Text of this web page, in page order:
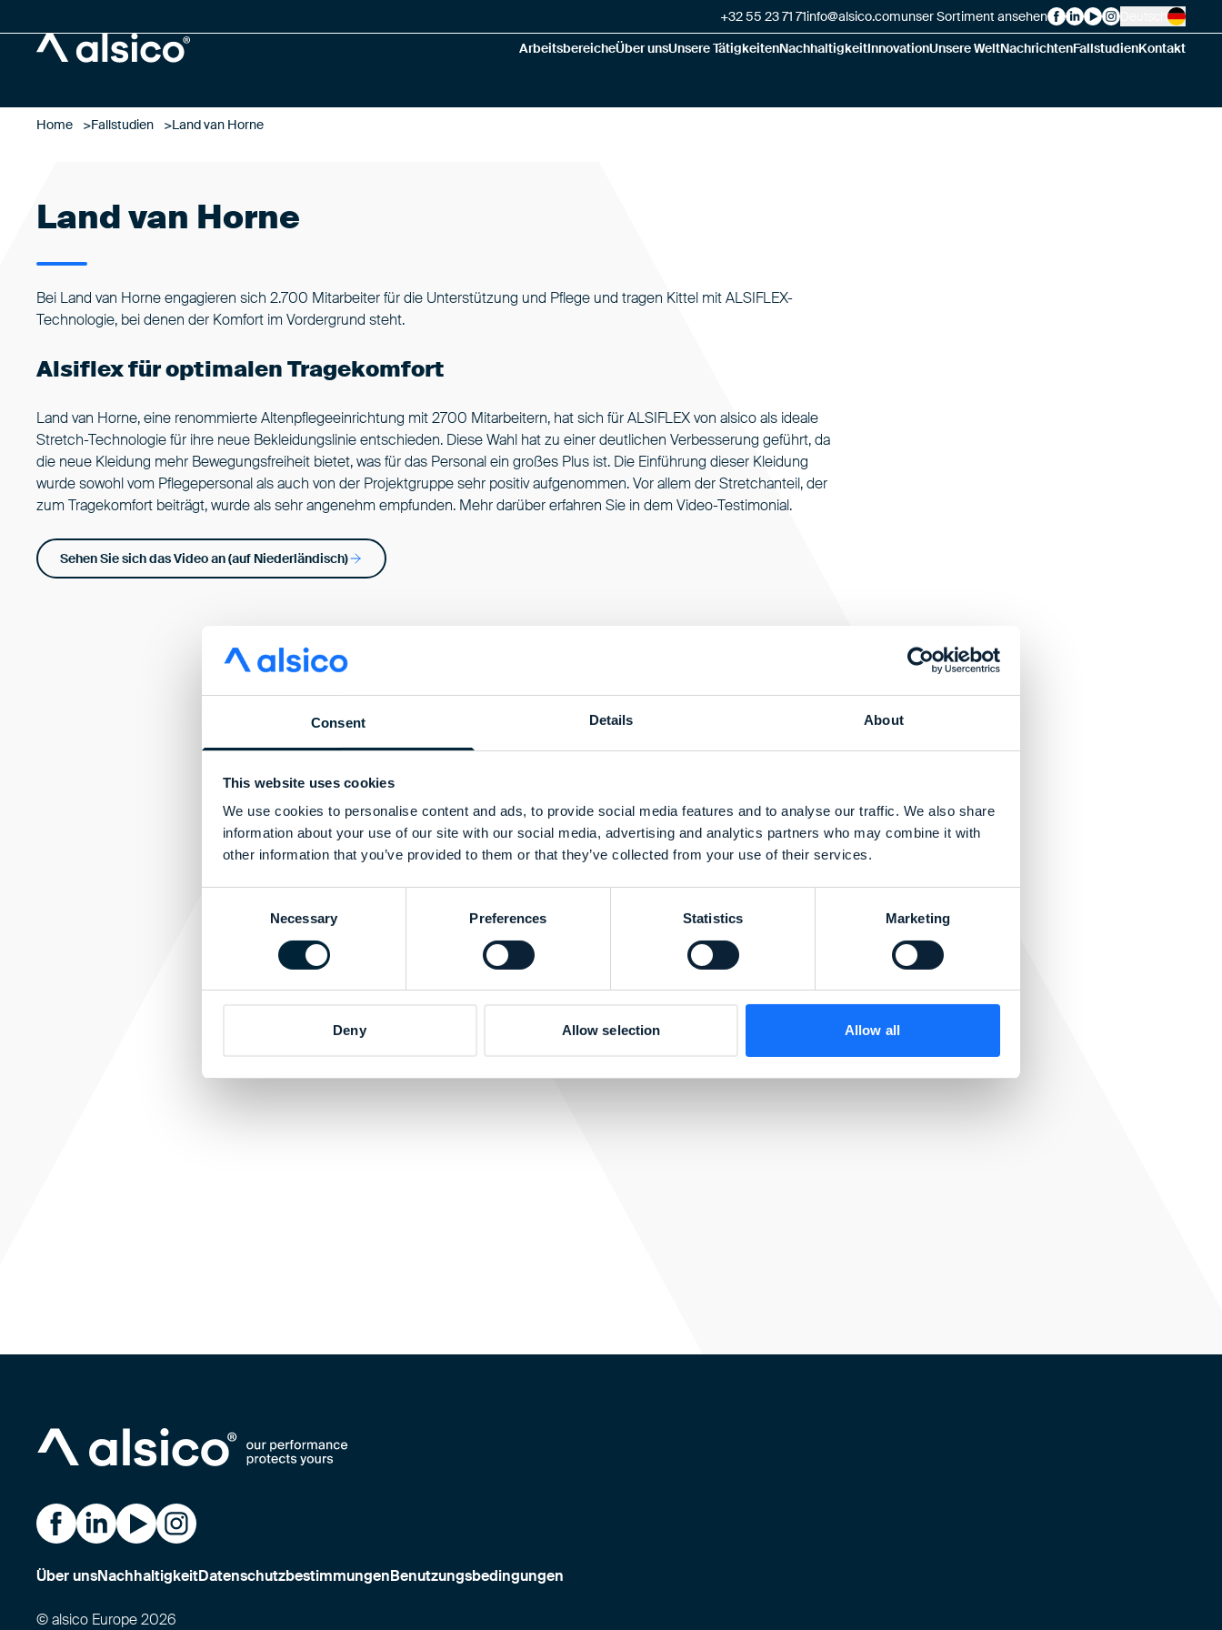
Consent Details About
This website uses cookies
We use cookies to personalise content and ads, to provide social media features and to analyse our traffic. We also share
information about your use of our site with our social media, advertising and analytics partners who may combine it with
other information that you’ve provided to them or that they’ve collected from your use of their services.
Necessary Preferences Statistics Marketing
Deny Allow selection Allow all
ArbeitsbereicheÜber unsUnsere TätigkeitenNachhaltigkeitInnovationUnsere WeltNachrichtenFallstudienKontakt
+32 55 23 71 71info@alsico.comunser Sortiment ansehen Alsico on Facebook
Alsico on LinkedIn
Alsico on YouTube
Alsico on
Home Fallstudien Land van Horne
Land van Horne
Bei Land van Horne engagieren sich 2.700 Mitarbeiter für die Unterstützung und Pflege und tragen Kittel mit ALSIFLEX-
Technologie, bei denen der Komfort im Vordergrund steht.
Alsiflex für optimalen Tragekomfort
Land van Horne, eine renommierte Altenpflegeeinrichtung mit 2700 Mitarbeitern, hat sich für ALSIFLEX von alsico als ideale
Stretch-Technologie für ihre neue Bekleidungslinie entschieden. Diese Wahl hat zu einer deutlichen Verbesserung geführt, da
die neue Kleidung mehr Bewegungsfreiheit bietet, was für das Personal ein großes Plus ist. Die Einführung dieser Kleidung
wurde sowohl vom Pflegepersonal als auch von der Projektgruppe sehr positiv aufgenommen. Vor allem der Stretchanteil, der
zum Tragekomfort beiträgt, wurde als sehr angenehm empfunden. Mehr darüber erfahren Sie in dem Video-Testimonial.
Sehen Sie sich das Video an (auf Niederländisch)
Alsico on Facebook
Alsico on LinkedIn
Alsico on YouTube
Alsico on Instagram
Über unsNachhaltigkeitDatenschutzbestimmungenBenutzungsbedingungen
© alsico Europe 2026